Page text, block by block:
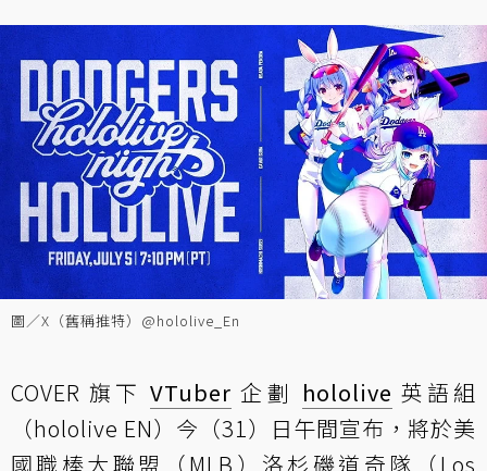
圖／X（舊稱推特）@hololive_En
COVER 旗下VTuber 企劃 hololive 英語組
（hololive EN）今（31）日午間宣布，將於美
國職棒大聯盟（MLB）洛杉磯道奇隊（Los